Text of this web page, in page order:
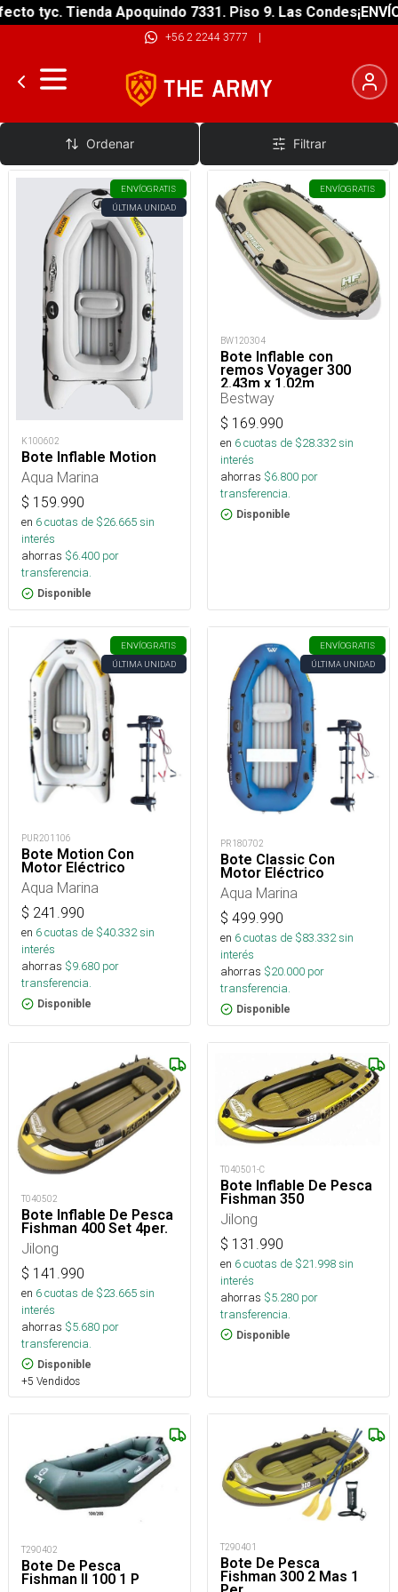
tyc. Tienda Apoquindo 7331. Piso 9. Las Condes
+56 2 2244 3777 |
Inflables
Ordenar Filtrar
ENVÍOGRATIS
ÚLTIMA UNIDAD
K100602
Bote Inflable Motion
Aqua Marina
$ 159.990
en 6cuotas de $26.665sin
interés
ahorras $6.400 por
transferencia.
Disponible
ENVÍOGRATIS
BW120304
Bote Inflable con
remos Voyager 300
2.43m x 1.02m
Bestway
$ 169.990
en 6cuotas de $28.332sin
interés
ahorras $6.800 por
transferencia.
Disponible
ENVÍOGRATIS
ÚLTIMA UNIDAD
PUR201106
Bote Motion Con
Motor Eléctrico
Aqua Marina
$ 241.990
en 6cuotas de $40.332sin
interés
ahorras $9.680 por
transferencia.
Disponible
ENVÍOGRATIS
ÚLTIMA UNIDAD
PR180702
Bote Classic Con
Motor Eléctrico
Aqua Marina
$ 499.990
en 6cuotas de $83.332sin
interés
ahorras $20.000 por
transferencia.
Disponible
T040502
Bote Inflable De Pesca
Fishman 400 Set 4per.
Jilong
$ 141.990
en 6cuotas de $23.665sin
interés
ahorras $5.680 por
transferencia.
Disponible
+5 Vendidos
T040501-C
Bote Inflable De Pesca
Fishman 350
Jilong
$ 131.990
en 6cuotas de $21.998sin
interés
ahorras $5.280 por
transferencia.
Disponible
T290402
Bote De Pesca
Fishman II 100 1 P
T290401
Bote De Pesca
Fishman 300 2 Mas 1